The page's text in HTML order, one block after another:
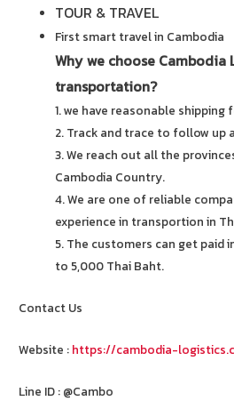
TOUR & TRAVEL
First smart travel in Cambodia
Why we choose Cambodia
transportation?
1. we have reasonable
2. Track and trace to follow up
3. We reach out all the
Cambodia Country.
4. We are one of reliable
experience in transportion in
5. The customers can get paid
to 5,000 Thai Baht.
Contact Us
Website : https://cambodia-
Line ID : @Cambo